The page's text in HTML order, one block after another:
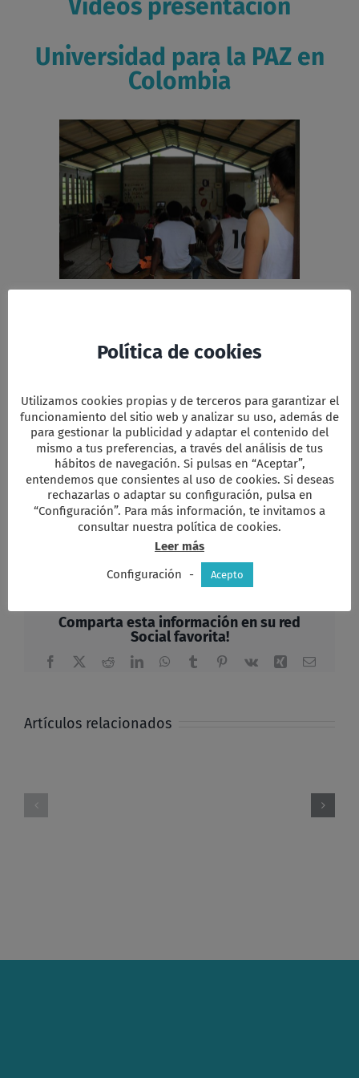
Videos presentación
Universidad para la PAZ en
Colombia
Universidad para la PAZ
Facebook
Twitter
EmailWhatsApp
PrintFriendly
Compartir
Comparta esta información en su red
Social favorita!
Facebook RedditLinkedInWhatsApp
Tumblr Pinterest
Vk Xing Correo
Artículos relacionados
Política de cookies
Utilizamos cookies propias y de terceros para garantizar el
funcionamiento del sitio web y analizar su uso, además de
para gestionar la publicidad y adaptar el contenido del
mismo a tus preferencias, a través del análisis de tus
hábitos de navegación. Si pulsas en “Aceptar”,
entendemos que consientes al uso de cookies. Si deseas
rechazarlas o adaptar su configuración, pulsa en
“Configuración”. Para más información, te invitamos a
consultar nuestra política de cookies.
Leer más
Configuración
- Acepto